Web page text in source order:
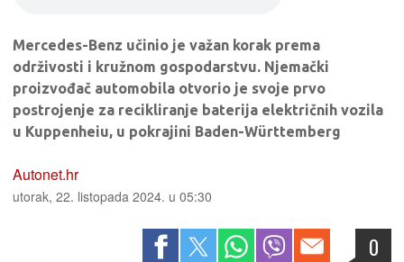
Mercedes-Benz učinio je važan korak prema
održivosti i kružnom gospodarstvu. Njemački
proizvođač automobila otvorio je svoje prvo
postrojenje za recikliranje baterija električnih vozila
u Kuppenheiu, u pokrajini Baden-Württemberg
Autonet.hr
utorak, 22. listopada 2024. u 05:30
0